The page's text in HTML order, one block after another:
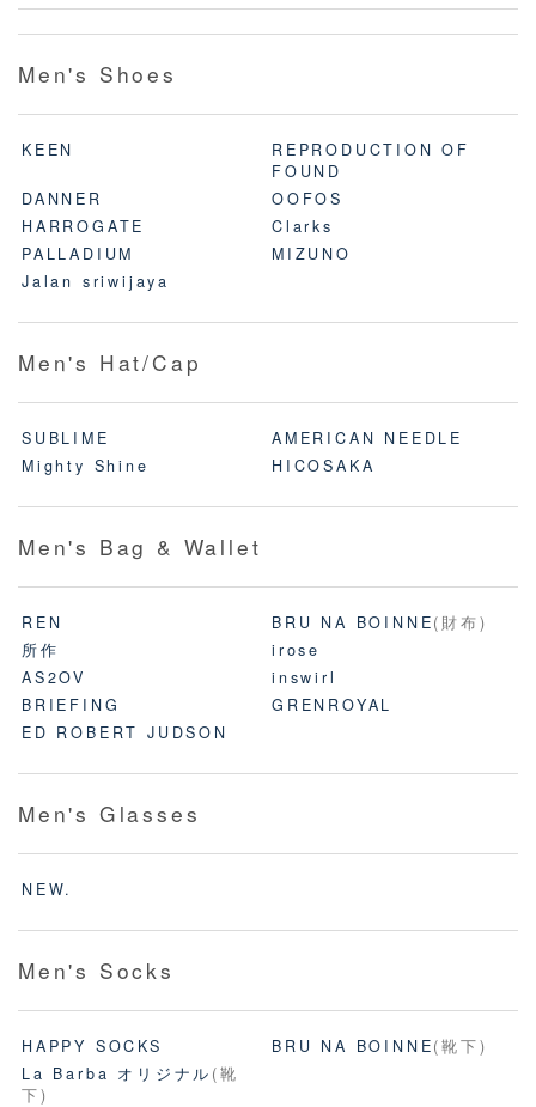
Men's Shoes
KEEN
REPRODUCTION OF
FOUND
DANNER
OOFOS
HARROGATE
Clarks
PALLADIUM
MIZUNO
Jalan sriwijaya
Men's Hat/Cap
SUBLIME
AMERICAN NEEDLE
Mighty Shine
HICOSAKA
Men's Bag & Wallet
REN BRU NA BOINNE(財布)
所作
irose
AS2OV
inswirl
BRIEFING
GRENROYAL
ED ROBERT JUDSON
Men's Glasses
NEW.
Men's Socks
HAPPY SOCKS BRU NA BOINNE(靴下)
La Barba オリジナル (靴
下)